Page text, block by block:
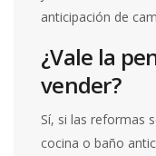
anticipación de
¿Vale la
vender?
Sí, si las reformas
cocina o baño